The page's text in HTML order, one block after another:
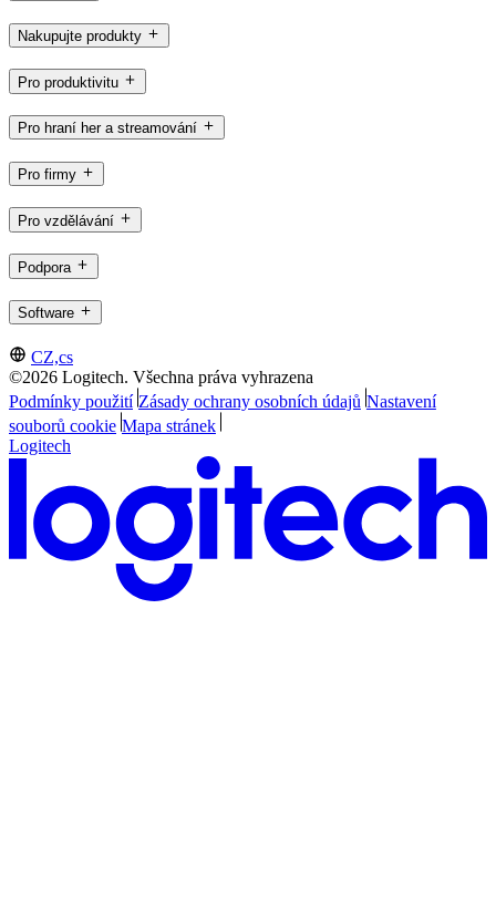
Nakupujte produkty
Pro produktivitu
Pro hraní her a streamování
Pro firmy
Pro vzdělávání
Podpora
Software
CZ,cs
©2026 Logitech. Všechna práva vyhrazena
Podmínky použití Zásady ochrany osobních údajů Nastavení
souborů cookie Mapa stránek
Logitech